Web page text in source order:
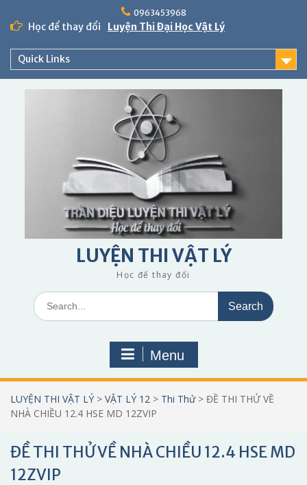
content
0963453968
Học để thay đổi Luyện Thi Đại Học Vật Lý
Quick Links
LUYỆN THI VẬT LÝ
Học để thay đổi
Search
for:
Menu
LUYỆN THI VẬT LÝ > VẬT LÝ 12 > Thi Thử> ĐỀ THI THỬ VỀ
NHÀ CHIỀU 12.4 HSE MD 12ZVIP
ĐỀ THI THỬ VỀ NHÀ CHIỀU 12.4 HSE MD
12ZVIP